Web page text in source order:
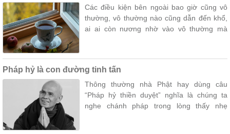
Các điều kiện bên ngoài bao giờ cũng vô
thường, vô thường nào cũng dẫn đến khổ,
ai ai còn nương nhờ vào vô thường mà
Pháp hỷ là con đường tinh tấn
Thông thường nhà Phật hay dùng câu
“Pháp hỷ thiền duyệt” nghĩa là chúng ta
nghe chánh pháp trong lòng thấy nhẹ